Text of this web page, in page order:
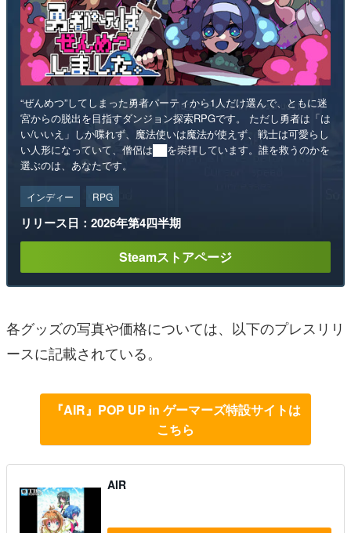
“ぜんめつ”してしまった勇者パーティから1人だけ選んで、ともに迷
宮からの脱出を目指すダンジョン探索RPGです。 ただし勇者は「は
い/いいえ」しか喋れず、魔法使いは魔法が使えず、戦士は可愛らし
い人形になっていて、僧侶は██を崇拝しています。誰を救うのかを
選ぶのは、あなたです。
インディー RPG
リリース日：2026年第4四半期
Steamストアページ
各グッズの写真や価格については、以下のプレスリリ
ースに記載されている。
『AIR』POP UP in ゲーマーズ特設サイトは
こちら
AIR